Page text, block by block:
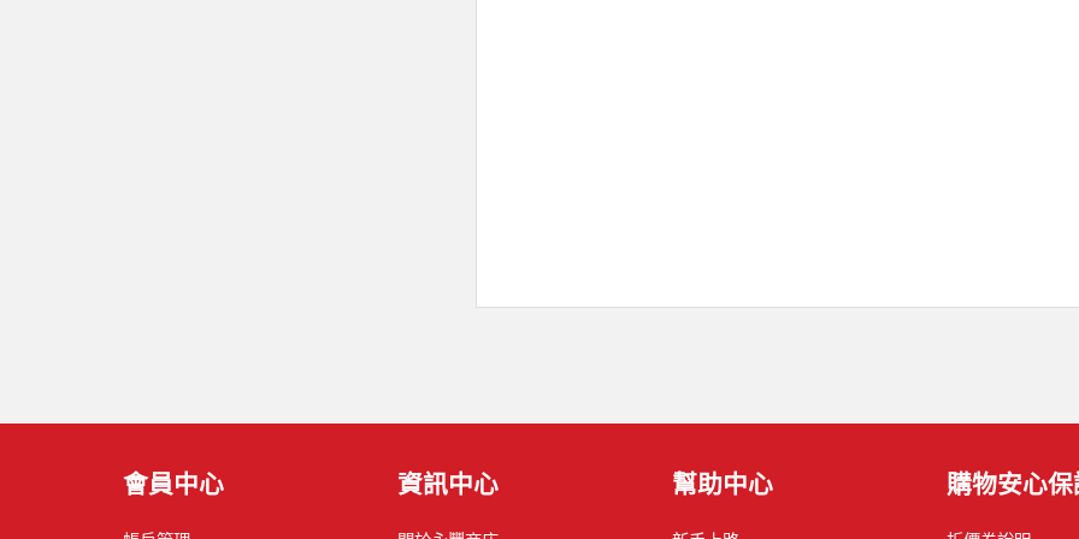
會員中心 資訊中心 幫助中心 購物安心保